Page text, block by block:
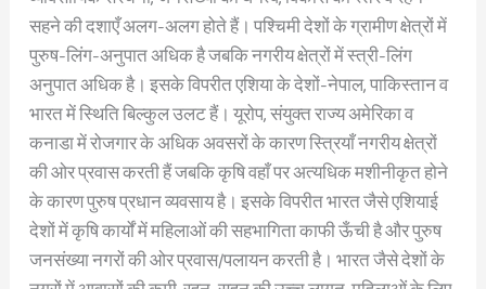
सहने की दशाएँ अलग-अलग होते हैं। पश्चिमी देशों के ग्रामीण क्षेत्रों में
पुरुष-लिंग-अनुपात अधिक है जबकि नगरीय क्षेत्रों में स्त्री-लिंग
अनुपात अधिक है। इसके विपरीत एशिया के देशों-नेपाल, पाकिस्तान व
भारत में स्थिति बिल्कुल उलट हैं। यूरोप, संयुक्त राज्य अमेरिका व
कनाडा में रोजगार के अधिक अवसरों के कारण स्त्रियाँ नगरीय क्षेत्रों
की ओर प्रवास करती हैं जबकि कृषि वहाँ पर अत्यधिक मशीनीकृत होने
के कारण पुरुष प्रधान व्यवसाय है। इसके विपरीत भारत जैसे एशियाई
देशों में कृषि कार्यों में महिलाओं की सहभागिता काफी ऊँची है और पुरुष
जनसंख्या नगरों की ओर प्रवास/पलायन करती है। भारत जैसे देशों के